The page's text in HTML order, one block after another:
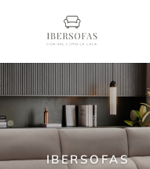
IBERSOFAS